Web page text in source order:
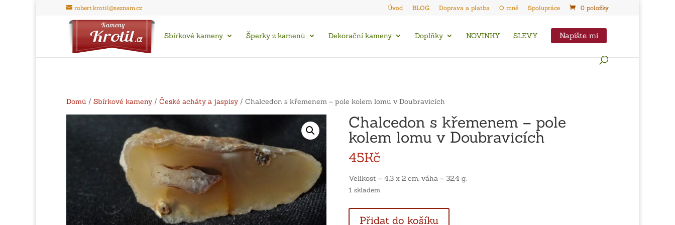
robert.krotil@seznam.cz Úvod BLOG Doprava a platba O mně Spolupráce 0 položky
Sbírkové kameny Šperky z kamenů Dekorační kameny Doplňky NOVINKY SLEVY Napište mi
Domů / Sbírkové kameny / České acháty a jaspisy / Chalcedon s křemenem – pole kolem lomu v Doubravicích
Chalcedon s křemenem – pole
kolem lomu v Doubravicích
45Kč
Velikost – 4,3 x 2 cm, váha – 32,4 g.
1 skladem
Přidat do košíku